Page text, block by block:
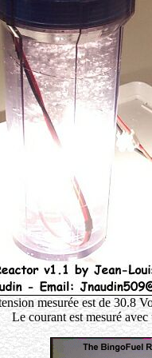
mesurée est de 30.8
Le courant est mesuré